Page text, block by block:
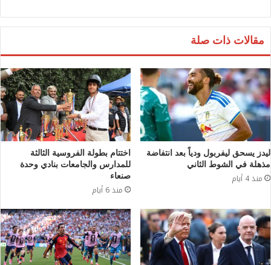
مقالات ذات صلة
ليدز يسحق ليفربول ودياً بعد انتفاضة
مذهلة في الشوط الثاني
منذ 4 أيام
اختتام بطولة الفروسية الثالثة
للمدارس والجامعات بنادي وحدة
صنعاء
منذ 6 أيام